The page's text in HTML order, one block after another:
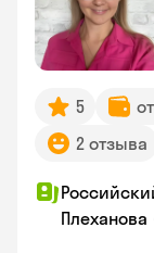
5
2 отзыва
Плеханова